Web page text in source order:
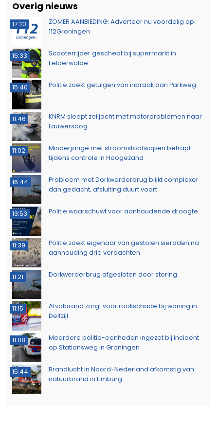
Overig nieuws
17:23
ZOMER AANBIEDING: Adverteer nu voordelig op
112Groningen
16:33
Scooterrijder geschept bij supermarkt in
Eelderwolde
15:40 Politie zoekt getuigen van inbraak aan Parkweg
11:46
KNRM sleept zeiljacht met motorproblemen naar
Lauwersoog
11:02
Minderjarige met stroomstootwapen betrapt
tijdens controle in Hoogezand
16:44
Probleem met Dorkwerderbrug blijkt complexer
dan gedacht, afsluiting duurt voort
13:53 Politie waarschuwt voor aanhoudende droogte
11:39
Politie zoekt eigenaar van gestolen sieraden na
aanhouding drie verdachten
11:21 Dorkwerderbrug afgesloten door storing
11:15
Afvalbrand zorgt voor rookschade bij woning in
Delfzijl
11:08
Meerdere politie-eenheden ingezet bij incident
op Stationsweg in Groningen
15:44
Brandlucht in Noord-Nederland afkomstig van
natuurbrand in Limburg